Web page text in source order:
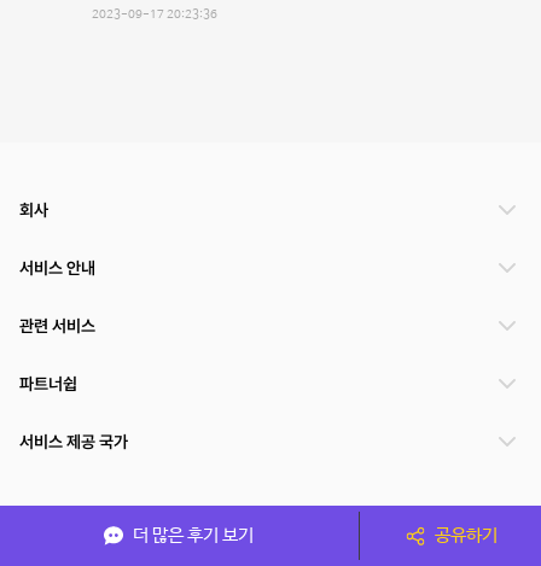
2023-09-17 20:23:36
더 많은 후기 보기 공유하기
회사
서비스 안내
관련 서비스
파트너쉽
서비스 제공 국가
(주)NSPACE 사업자정보